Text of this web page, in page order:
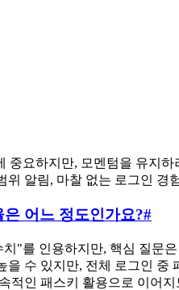
중요하지만, 모멘텀을 유지하
알림, 마찰 없는 로그인
어느 정도인가요?#
"를 인용하지만, 핵심 질문
수 있지만, 전체 로그인
인 패스키 활용으로 이어